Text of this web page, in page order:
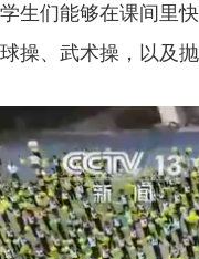
学生们能够在课间里
球操、武术操，以及